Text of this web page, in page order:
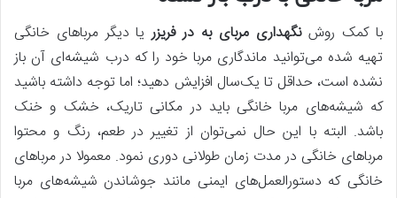
با کمک روشنگهداری مربای به در فریزریا دیگر مرباهای خانگی
تهیه شده می‌توانید ماندگاری مربا خود را که درب شیشه‌ای آن باز
نشده است، حداقل تا یک‌سال افزایش دهید؛ اما توجه داشته باشید
که شیشه‌های مربا خانگی باید در مکانی تاریک، خشک و خنک
باشد. البته با این‌ حال نمی‌توان از تغییر در طعم، رنگ و محتوا
مرباهای خانگی در مدت زمان طولانی دوری نمود. معمولا در مرباهای
خانگی که دستورالعمل‌های ایمنی مانند جوشاندن شیشه‌های مربا